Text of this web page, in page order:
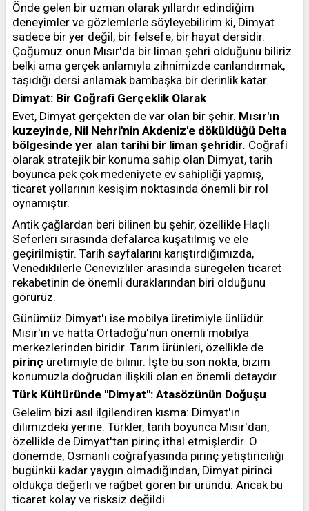
Önde gelen bir uzman olarak yıllardır edindiğim
deneyimler ve gözlemlerle söyleyebilirim ki, Dimyat
sadece bir yer değil, bir felsefe, bir hayat dersidir.
Çoğumuz onun Mısır'da bir liman şehri olduğunu biliriz
belki ama gerçek anlamıyla zihnimizde canlandırmak,
taşıdığı dersi anlamak bambaşka bir derinlik katar.
Dimyat: Bir Coğrafi Gerçeklik Olarak
Evet, Dimyat gerçekten de var olan bir şehir. Mısır'ın
kuzeyinde, Nil Nehri'nin Akdeniz'e döküldüğü Delta
bölgesinde yer alan tarihi bir liman şehridir. Coğrafi
olarak stratejik bir konuma sahip olan Dimyat, tarih
boyunca pek çok medeniyete ev sahipliği yapmış,
ticaret yollarının kesişim noktasında önemli bir rol
oynamıştır.
Antik çağlardan beri bilinen bu şehir, özellikle Haçlı
Seferleri sırasında defalarca kuşatılmış ve ele
geçirilmiştir. Tarih sayfalarını karıştırdığımızda,
Venediklilerle Cenevizliler arasında süregelen ticaret
rekabetinin de önemli duraklarından biri olduğunu
görürüz.
Günümüz Dimyat'ı ise mobilya üretimiyle ünlüdür.
Mısır'ın ve hatta Ortadoğu'nun önemli mobilya
merkezlerinden biridir. Tarım ürünleri, özellikle de
pirinç üretimiyle de bilinir. İşte bu son nokta, bizim
konumuzla doğrudan ilişkili olan en önemli detaydır.
Türk Kültüründe "Dimyat": Atasözünün Doğuşu
Gelelim bizi asıl ilgilendiren kısma: Dimyat'ın
dilimizdeki yerine. Türkler, tarih boyunca Mısır'dan,
özellikle de Dimyat'tan pirinç ithal etmişlerdir. O
dönemde, Osmanlı coğrafyasında pirinç yetiştiriciliği
bugünkü kadar yaygın olmadığından, Dimyat pirinci
oldukça değerli ve rağbet gören bir üründü. Ancak bu
ticaret kolay ve risksiz değildi.